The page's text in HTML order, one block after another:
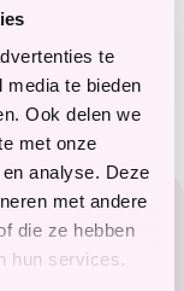
te
te bieden
Ook delen we
met onze
analyse. Deze
met andere
die ze hebben
hun services.
hart